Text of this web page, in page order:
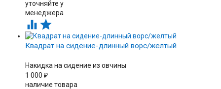
уточняйте у
менеджера
 
Квадрат на сидение-длинный ворс/желтый
Накидка на сидение из овчины
1 000 ₽
наличие товара